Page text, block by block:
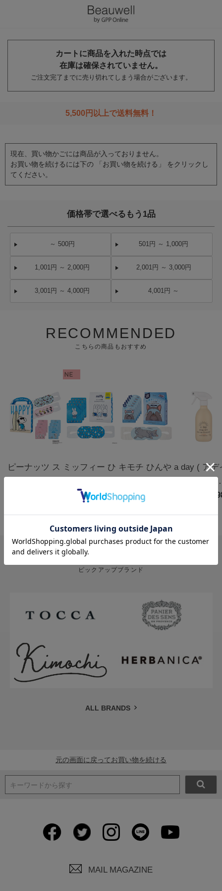
カートに商品を入れた時点では
在庫は確保されていません。
ご注文完了までに売り切れてしまう場合がございます。
5,500円以上で送料無料！
現在、買い物かごには商品が入っておりません。
お買い物を続けるには下の 「お買い物を続ける」 をクリックし
てください。
価格帯で選べるもう1品
～ 500円 501円 ～ 1,000円
1,001円 ～ 2,000円 2,001円 ～ 3,000円
3,001円 ～ 4,000円 4,001円 ～
RECOMMENDED
こちらの商品もおすすめ
ピーナッツ ス
ミッフィー ひ
スク3枚 カモ
￥770
キモチ ひんや
5枚 無香料
a day ( アデ
) アロマルー
ムミスト フ
￥
PICK UP BRAND
ピックアップブランド
ALL BRANDS
元の画面に戻ってお買い物を続ける
キーワードから探す
MAIL MAGAZINE